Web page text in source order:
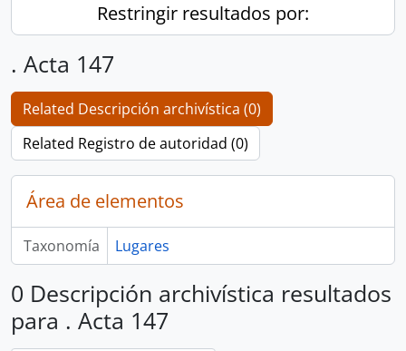
Restringir resultados por:
. Acta 147
Related Descripción archivística (0)
Related Registro de autoridad (0)
Área de elementos
Taxonomía Lugares
0 Descripción archivística resultados
para . Acta 147